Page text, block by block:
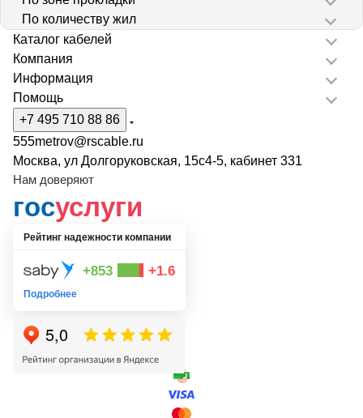
По количеству жил
Каталог кабелей
Компания
Информация
Помощь
+7 495 710 88 86
555metrov@rscable.ru
Москва, ул Долгоруковская, 15с4-5, кабинет 331
Нам доверяют
госуслуги
Рейтинг надежности компании
+853 +1.6
Подробнее